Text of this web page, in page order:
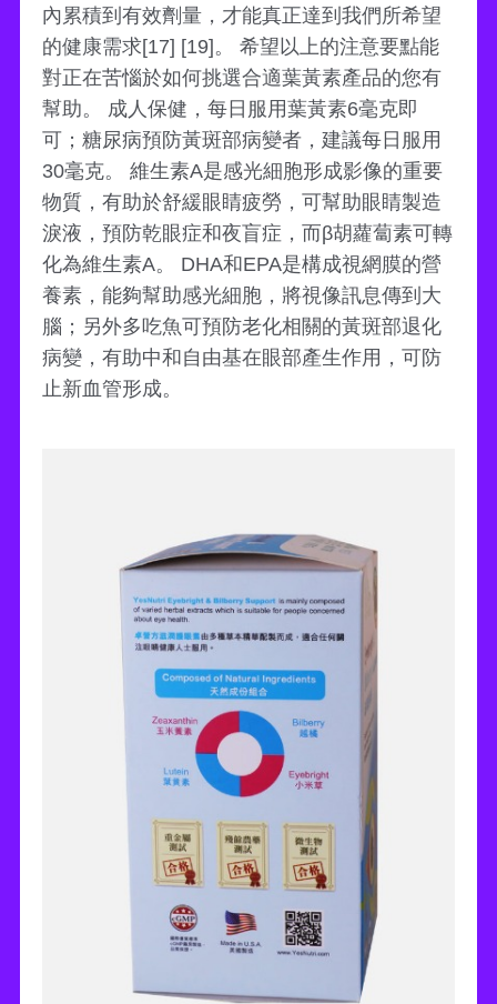
內累積到有效劑量，才能真正達到我們所希望
的健康需求[17] [19]。 希望以上的注意要點能
對正在苦惱於如何挑選合適葉黃素產品的您有
幫助。 成人保健，每日服用葉黃素6毫克即
可；糖尿病預防黃斑部病變者，建議每日服用
30毫克。 維生素A是感光細胞形成影像的重要
物質，有助於舒緩眼睛疲勞，可幫助眼睛製造
淚液，預防乾眼症和夜盲症，而β胡蘿蔔素可轉
化為維生素A。 DHA和EPA是構成視網膜的營
養素，能夠幫助感光細胞，將視像訊息傳到大
腦；另外多吃魚可預防老化相關的黃斑部退化
病變，有助中和自由基在眼部產生作用，可防
止新血管形成。